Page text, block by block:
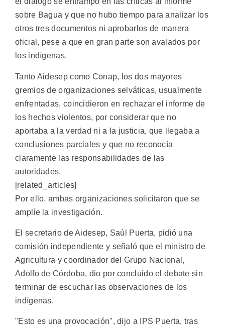
sobre Bagua y que no hubo tiempo para analizar los
otros tres documentos ni aprobarlos de manera
oficial, pese a que en gran parte son avalados por
los indígenas.
Tanto Aidesep como Conap, los dos mayores
gremios de organizaciones selváticas, usualmente
enfrentadas, coincidieron en rechazar el informe de
los hechos violentos, por considerar que no
aportaba a la verdad ni a la justicia, que llegaba a
conclusiones parciales y que no reconocía
claramente las responsabilidades de las
autoridades.
[related_articles]
Por ello, ambas organizaciones solicitaron que se
amplíe la investigación.
El secretario de Aidesep, Saúl Puerta, pidió una
comisión independiente y señaló que el ministro de
Agricultura y coordinador del Grupo Nacional,
Adolfo de Córdoba, dio por concluido el debate sin
terminar de escuchar las observaciones de los
indígenas.
"Esto es una provocación", dijo a IPS Puerta, tras